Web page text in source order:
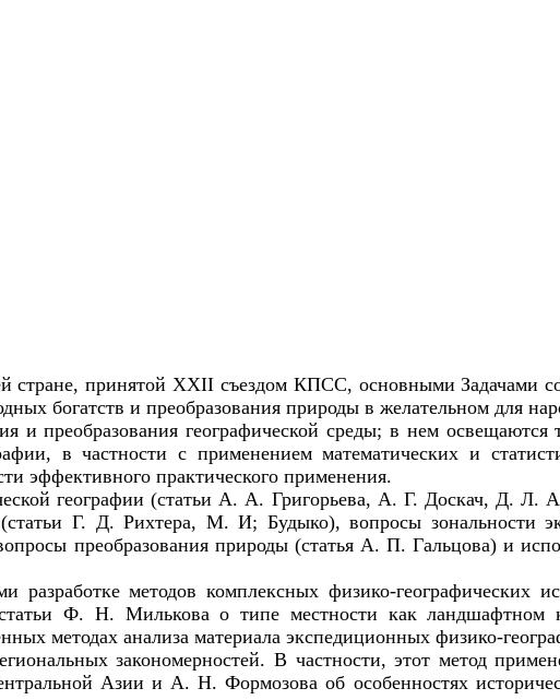
стране, принятой XXII съездом КПСС, основными Задачами
богатств и преобразования природы в желательном для
преобразования географической среды; в нем освещаются
в частности с применением математических и
эффективного практического применения.
географии (статьи А. А. Григорьева, А. Г. Доскач, Д. Л.
(статьи Г. Д. Рихтера, М. И; Будыко), вопросы зональности
преобразования природы (статья А. П. Гальцова) и
методов комплексных физико-географических
Ф. Н. Милькова о типе местности как ландшафтном
методах анализа материала экспедиционных физико-
закономерностей. В частности, этот метод
Азии и А. Н. Формозова об особенностях